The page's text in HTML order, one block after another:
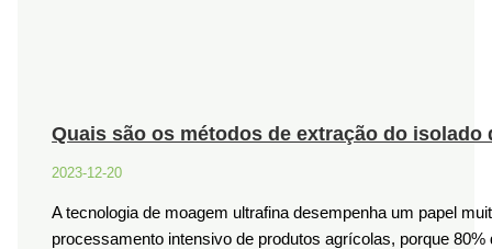
Quais são os métodos de extração do isolado
2023-12-20
A tecnologia de moagem ultrafina desempenha um papel
processamento intensivo de produtos agrícolas, porque